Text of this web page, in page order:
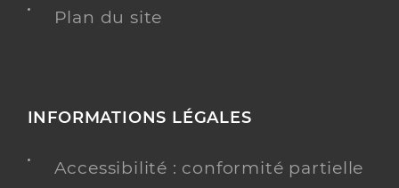
Plan du site
INFORMATIONS LÉGALES
Accessibilité : conformité partielle